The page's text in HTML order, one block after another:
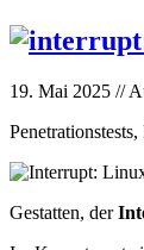
19. Mai 2025 //
Gestatten, der